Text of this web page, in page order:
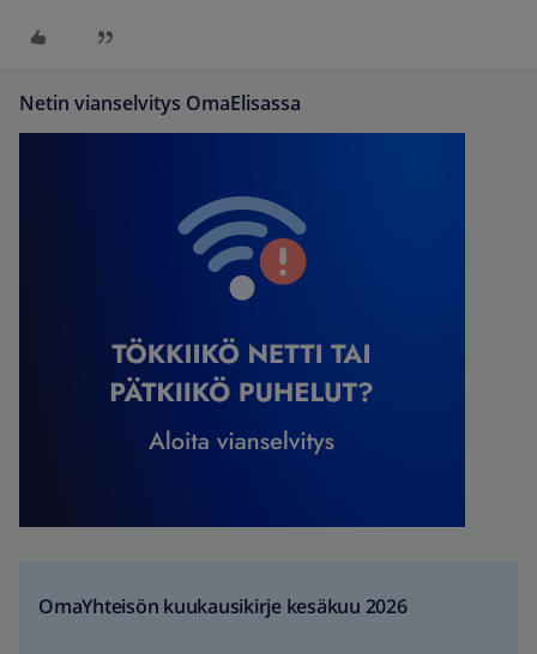
Netin vianselvitys OmaElisassa
OmaYhteisön kuukausikirje kesäkuu 2026